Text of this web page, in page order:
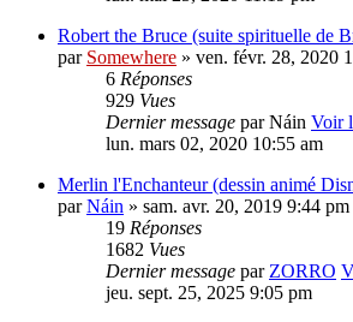
Robert the Bruce (suite spirituelle de
par Somewhere » ven. févr. 28, 2020
6 Réponses
929 Vues
Dernier message parNáin Voir
lun. mars 02, 2020 10:55 am
Merlin l'Enchanteur (dessin animé
parNáin » sam. avr. 20, 2019 9:44 pm
19 Réponses
1682 Vues
Dernier message parZORRO
jeu. sept. 25, 2025 9:05 pm